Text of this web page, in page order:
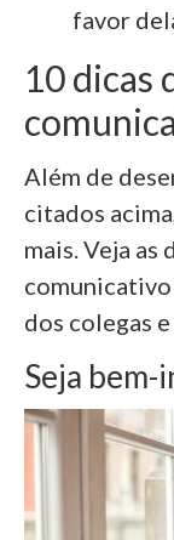
favor
10 dicas
Além de
citados
mais. Veja as
comunicativo
dos colegas
Seja